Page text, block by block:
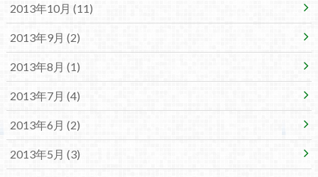
2013年10月 (11)
2013年9月 (2)
2013年8月 (1)
2013年7月 (4)
2013年6月 (2)
2013年5月 (3)